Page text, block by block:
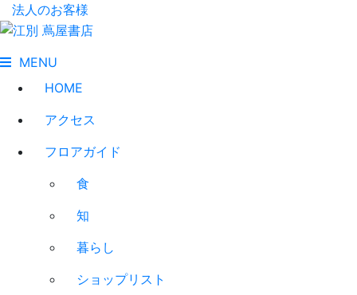
法人のお客様
MENU
HOME
アクセス
フロアガイド
食
知
暮らし
ショップリスト